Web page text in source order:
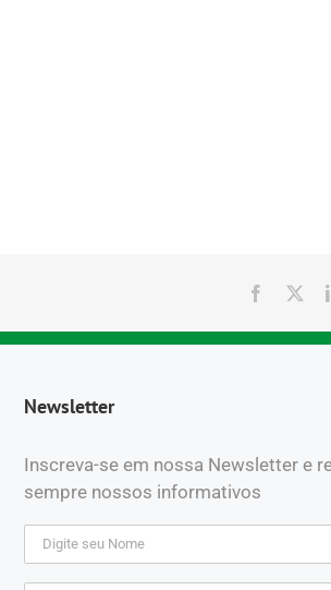
Facebook
Newsletter
Inscreva-se em nossa Newsletter e
sempre nossos informativos